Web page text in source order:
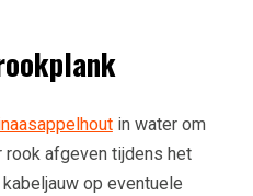
in water om
afgeven tijdens het
op eventuele